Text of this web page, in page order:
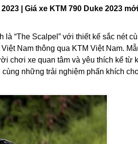
| Giá xe KTM 790 Duke 2023
là “The Scalpel” với thiết kế sắc nét
Nam thông qua KTM Việt Nam.
chơi xe quan tâm và yêu thích kể từ
những trải nghiệm phấn khích